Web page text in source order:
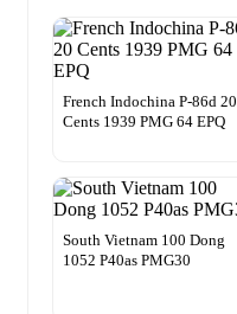
French Indochina P-86d 20
Cents 1939 PMG 64 EPQ
South Vietnam 100 Dong
1052 P40as PMG30